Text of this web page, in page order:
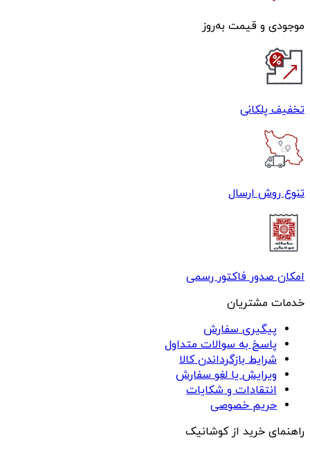
موجودی و قیمت به‌روز
تخفیف پلکانی
تنوع روش ارسال
امکان صدور فاکتور رسمی
خدمات مشتریان
پیگیری سفارش
پاسخ به سوالات متداول
شرایط بازگرداندن کالا
ویرایش یا لغو سفارش
انتقادات و شکایات
حریم خصوصی
راهنمای خرید از کوشانیک